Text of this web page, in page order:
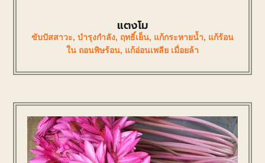
แตงโม
ขับปัสสาวะ, บำรุงกำลัง, ฤทธิ์เย็น, แก้กระหายน้ำ, แก้ร้อน
ใน ถอนพิษร้อน, แก้อ่อนเพลีย เมื่อยล้า